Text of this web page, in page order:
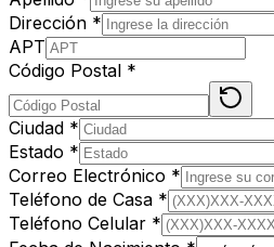
Dirección *
APT
Código Postal *
Ciudad *
Estado *
Correo Electrónico *
Teléfono de Casa *
Teléfono Celular *